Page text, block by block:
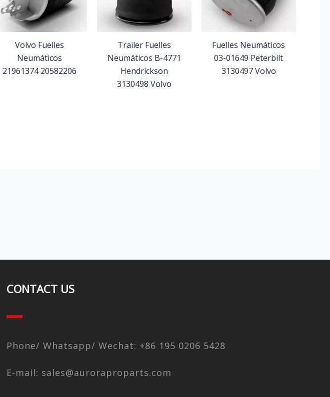
Volvo Fuelles
Neumáticos
21961374 20582206
Trailer Fuelles
Neumáticos B-4771
Hendrickson
3130498 Volvo
Fuelles Neumáticos
03-01649 Peterbilt
3130497 Volvo
CONTACT US
Phone/ Whatsapp/ Wechat: +86 195 0206 5428
E-mail: sales@auroraproparts.com